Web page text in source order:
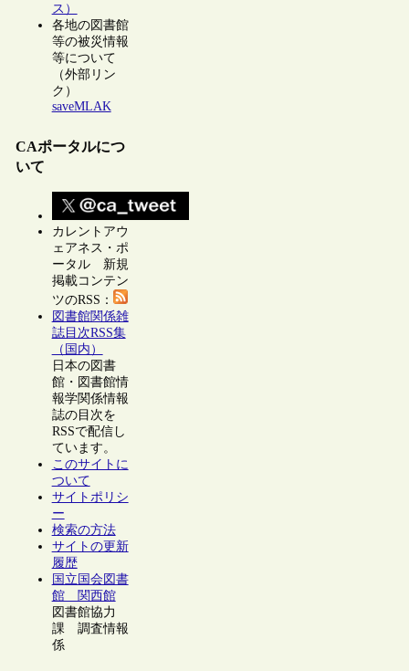
ス）
各地の図書館
等の被災情報
等について
（外部リン
ク）
saveMLAK
CAポータルにつ
いて
カレントアウ
ェアネス・ポ
ータル 新規
掲載コンテン
ツのRSS：
図書館関係雑
誌目次RSS集
（国内）
日本の図書
館・図書館情
報学関係情報
誌の目次を
RSSで配信し
ています。
このサイトに
ついて
サイトポリシ
ー
検索の方法
サイトの更新
履歴
国立国会図書
館 関西館
図書館協力
課 調査情報
係